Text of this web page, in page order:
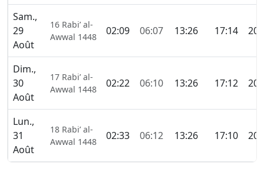
Sam.,
29
Août
16 Rabi’ al-
Awwal 1448
02:09 06:07 13:26 17:14
Dim.,
30
Août
17 Rabi’ al-
Awwal 1448
02:22 06:10 13:26 17:12
Lun.,
31
Août
18 Rabi’ al-
Awwal 1448
02:33 06:12 13:26 17:10